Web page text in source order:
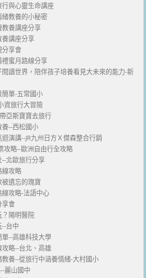
與心靈生命講座
緒教養的小秘密
教養講座分享
養講座分享
分享會
蜜月路線分享
讀世界，陪伴孩子培養看見大未來的能力-新
簡單-五常國小
資旅行大冒險
亞斯寶寶去旅行
養--西松國小
演講--JR九州日方Ｘ傑森整合行銷
攻略--歐洲自由行全攻略
北歐旅行分享
線攻略
遺忘的瑰寶
攻略-法語中心
享會
？陽明醫院
台中
--高雄科技大學
略--台北、高雄
養--從旅行中涵養情緒-大村國小
麗山國中